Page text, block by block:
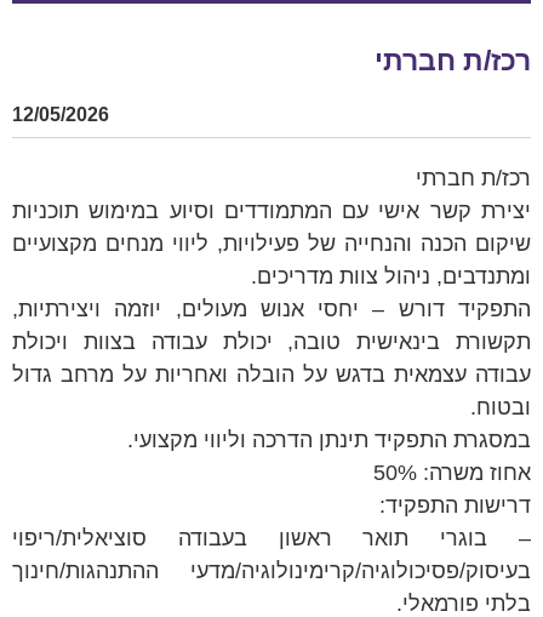
רכז/ת חברתי
12/05/2026
רכז/ת חברתי
יצירת קשר אישי עם המתמודדים וסיוע במימוש תוכניות
שיקום הכנה והנחייה של פעילויות, ליווי מנחים מקצועיים
ומתנדבים, ניהול צוות מדריכים.
התפקיד דורש – יחסי אנוש מעולים, יוזמה ויצירתיות,
תקשורת בינאישית טובה, יכולת עבודה בצוות ויכולת
עבודה עצמאית בדגש על הובלה ואחריות על מרחב גדול
ובטוח.
במסגרת התפקיד תינתן הדרכה וליווי מקצועי.
אחוז משרה: 50%
דרישות התפקיד:
– בוגרי תואר ראשון בעבודה סוציאלית/ריפוי
בעיסוק/פסיכולוגיה/קרימינולוגיה/מדעי ההתנהגות/חינוך
בלתי פורמאלי.